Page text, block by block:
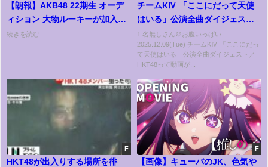
【朗報】AKB48 22期生 オーデ
ィション 大物ルーキーが加入す
る模様？【花城舞】
続きを読む......
チームKⅣ 「ここにだって天使
はいる」公演全曲ダイジェスト
／HKT48[公式]
1:名無しさん＠お腹いっぱい
2025.12.09(Tue) チームKⅣ 「ここにだっ
て天使はいる」公演全曲ダイジェスト／
HKT48って動画が...
F
HKT48が出入りする場所を徘
F
【画像】キューバのJK、色気や